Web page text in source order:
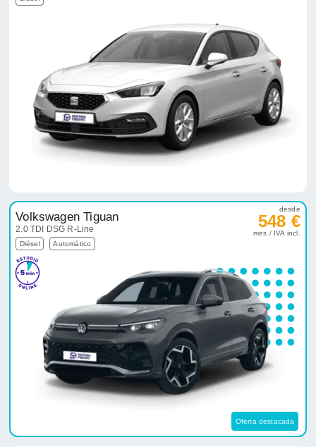
Volkswagen Tiguan
2.0 TDI DSG R-Line
Diésel Automático
desde
548 €
mes / IVA incl.
Oferta destacada